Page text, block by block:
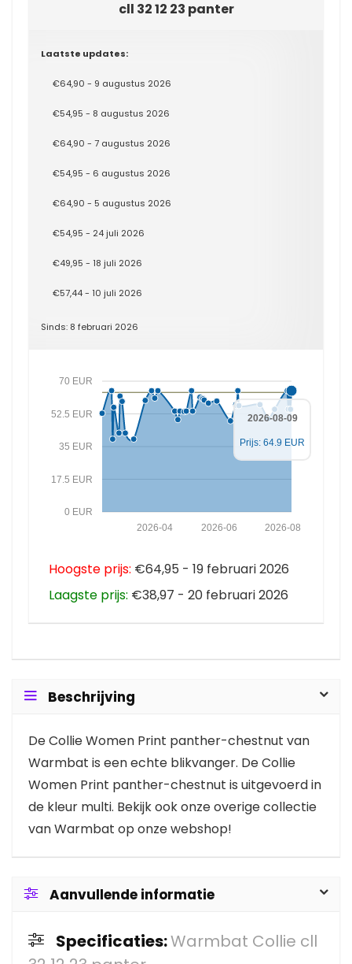
cll 32 12 23 panter
Laatste updates:
€64,90 - 9 augustus 2026
€54,95 - 8 augustus 2026
€64,90 - 7 augustus 2026
€54,95 - 6 augustus 2026
€64,90 - 5 augustus 2026
€54,95 - 24 juli 2026
€49,95 - 18 juli 2026
€57,44 - 10 juli 2026
Sinds: 8 februari 2026
0 EUR
17.5 EUR
35 EUR
52.5 EUR
70 EUR
2026-08
2026-06
2026-04
2026-08-09
Prijs: 64.9 EUR
Hoogste prijs: €64,95 - 19 februari 2026
Laagste prijs: €38,97 - 20 februari 2026
Beschrijving
De Collie Women Print panther-chestnut van
Warmbat is een echte blikvanger. De Collie
Women Print panther-chestnut is uitgevoerd in
de kleur multi. Bekijk ook onze overige collectie
van Warmbat op onze webshop!
Aanvullende informatie
Specificaties:Warmbat Collie cll